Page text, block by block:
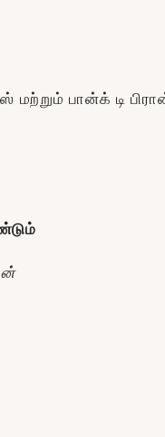
மற்றும் பான்க்